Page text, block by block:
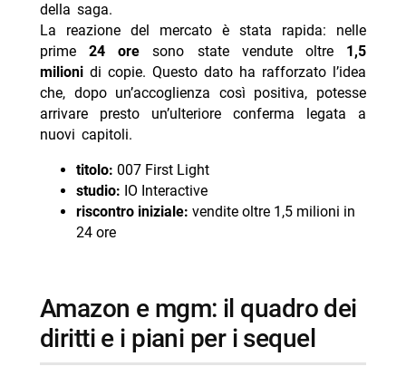
della saga.
La reazione del mercato è stata rapida: nelle
prime24 ore sono state vendute oltre 1,5
milionidi copie. Questo dato ha rafforzato l’idea
che, dopo un’accoglienza così positiva, potesse
arrivare presto un’ulteriore conferma legata a
nuovi capitoli.
titolo: 007 First Light
studio: IO Interactive
riscontro iniziale: vendite oltre 1,5 milioni in
24 ore
amazon e mgm: il quadro dei
diritti e i piani per i sequel